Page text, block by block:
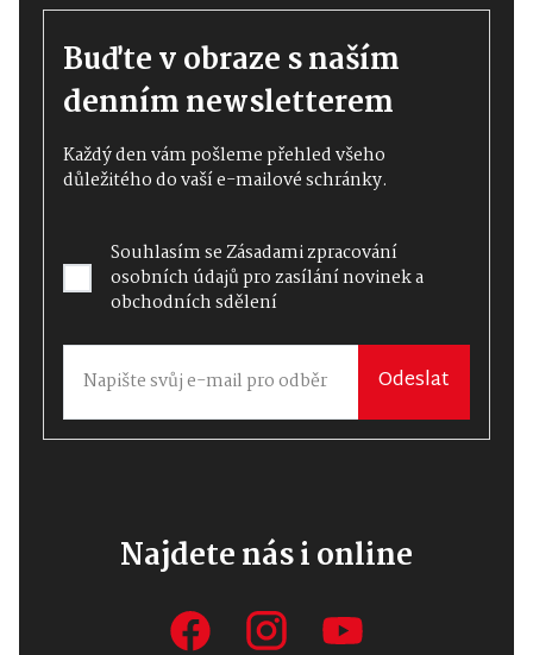
Buďte v obraze s naším
denním newsletterem
Každý den vám pošleme přehled všeho
důležitého do vaší e-mailové schránky.
Souhlasím seZásadami zpracování
osobních údajůpro zasílání novinek a
obchodních sdělení
Odeslat
Najdete nás i online